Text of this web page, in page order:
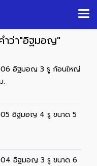
ำว่า"อิฐมอญ"
อิฐมอญ 3 รู ก้อนใหญ่
.
อิฐมอญ 4 รู ขนาด 5
อิฐมอญ 3 รู ขนาด 6